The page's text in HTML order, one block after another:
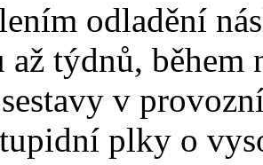
odladění
až týdnů,
v
plky o